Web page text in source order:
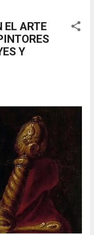
EL ARTE
Y